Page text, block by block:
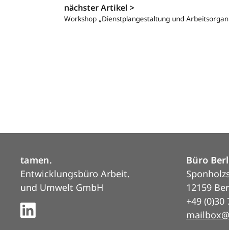
nächster Artikel >
Workshop „Dienstplangestaltung und
tamen.
Entwicklungsbüro Arbeit.
und Umwelt GmbH
Büro
12159
+49 (0)30